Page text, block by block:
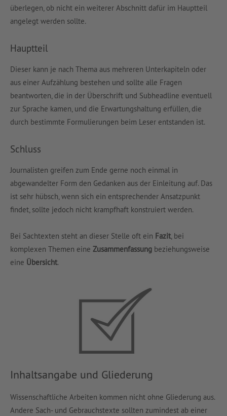
überlegen, ob nicht ein weiterer Abschnitt dafür im Hauptteil
angelegt werden sollte.
Hauptteil
Dieser kann je nach Thema aus mehreren Unterkapiteln oder
aus einer Aufzählung bestehen und sollte alle Fragen
beantworten, die in der Überschrift und Subheadline eventuell
zur Sprache kamen, und die Erwartungshaltung erfüllen, die
durch bestimmte Formulierungen beim Leser entstanden ist.
Schluss
Journalisten greifen zum Ende gerne noch einmal in
abgewandelter Form den Gedanken aus der Einleitung auf. Das
ist sehr hübsch, wenn sich ein entsprechender Ansatzpunkt
findet, sollte jedoch nicht krampfhaft konstruiert werden.
Bei Sachtexten steht an dieser Stelle oft ein Fazit , bei
komplexen Themen eine Zusammenfassung beziehungsweise
eine Übersicht.
Inhaltsangabe und Gliederung
Wissenschaftliche Arbeiten kommen nicht ohne Gliederung aus.
Andere Sach- und Gebrauchstexte sollten zumindest ab einer